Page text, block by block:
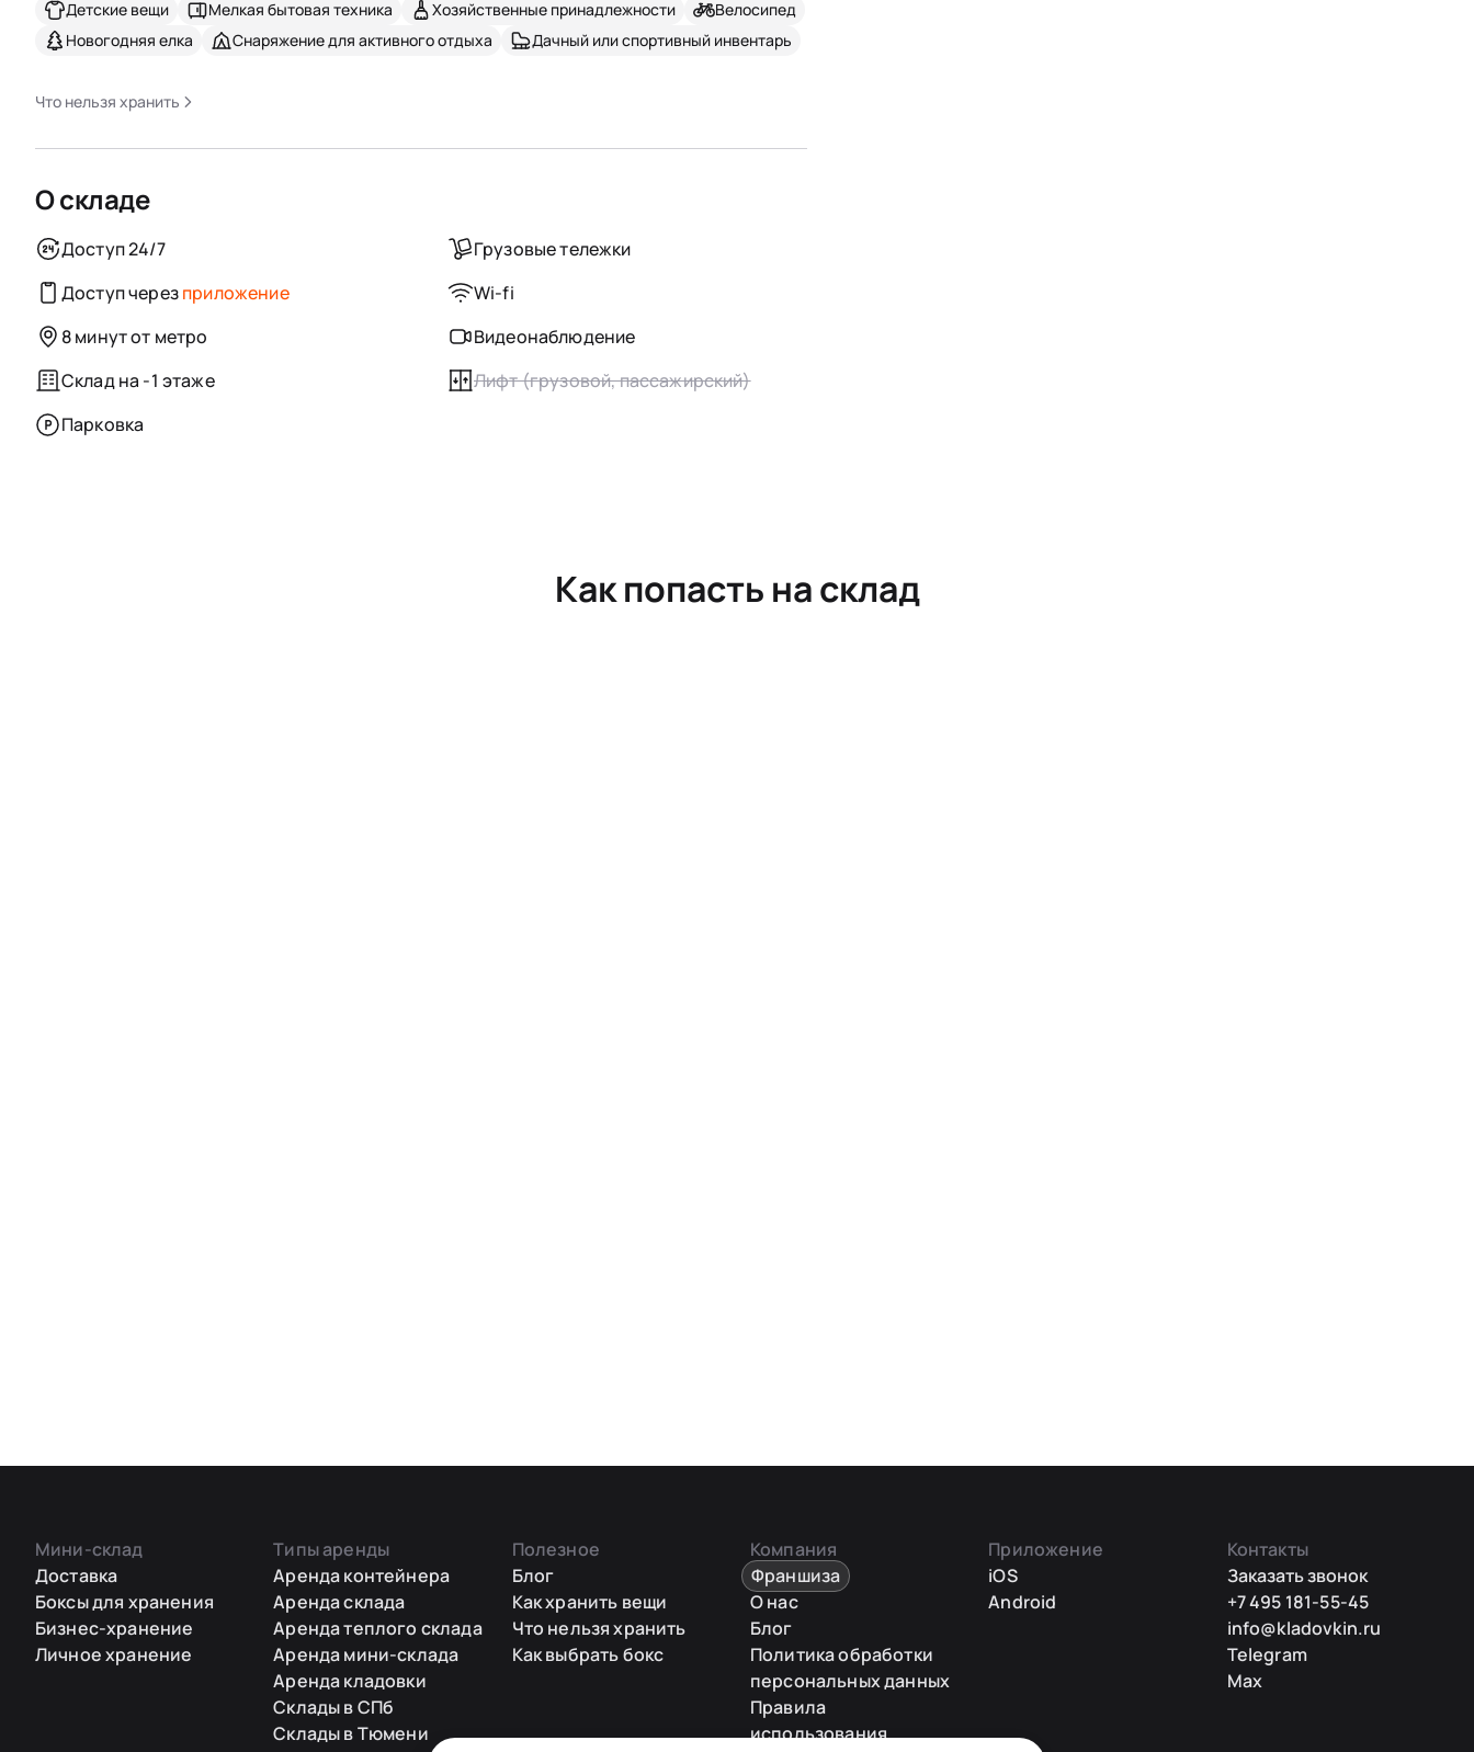
Детские вещи
Мелкая бытовая техника Хозяйственные принадлежности
Велосипед
Новогодняя елка
Снаряжение для активного отдыха Дачный или спортивный инвентарь
Что нельзя хранить
О складе
Доступ 24/7
Грузовые тележки
Доступ черезприложение
Wi-fi
8 минут от метро
Видеонаблюдение
Склад на -1 этаже
Лифт (грузовой, пассажирский)
Парковка
Как попасть на склад
Мини-склад
Доставка
Боксы для хранения
Бизнес-хранение
Личное хранение
Типы аренды
Аренда контейнера
Аренда склада
Аренда теплого склада
Аренда мини-склада
Аренда кладовки
Склады в СПб
Склады в Тюмени
Полезное
Блог
Как хранить вещи
Что нельзя хранить
Как выбрать бокс
Компания
Франшиза
О нас
Блог
Политика обработки
персональных данных
Правила
использования
Приложение
iOS
Android
Контакты
Заказать звонок
+7 495 181-55-45
info@kladovkin.ru
Telegram
Max